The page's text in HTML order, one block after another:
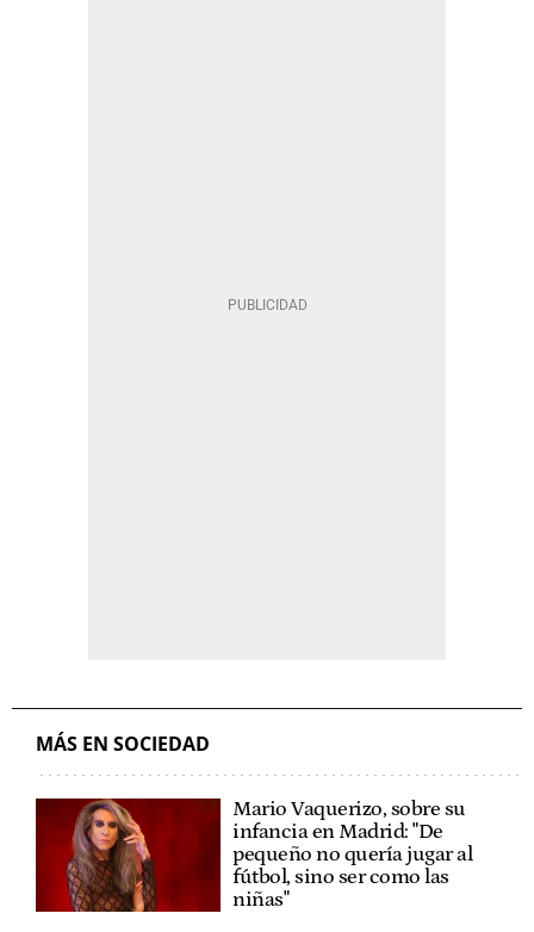
MÁS EN SOCIEDAD
Mario Vaquerizo, sobre su
infancia en Madrid: "De
pequeño no quería jugar al
fútbol, sino ser como las
niñas"